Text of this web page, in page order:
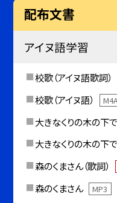
配布文書
アイヌ語学習
校歌（アイヌ語歌詞）
校歌（アイヌ語）
大きなくりの木の下で
大きなくりの木の下で
森のくまさん（歌詞）
森のくまさん
MP3